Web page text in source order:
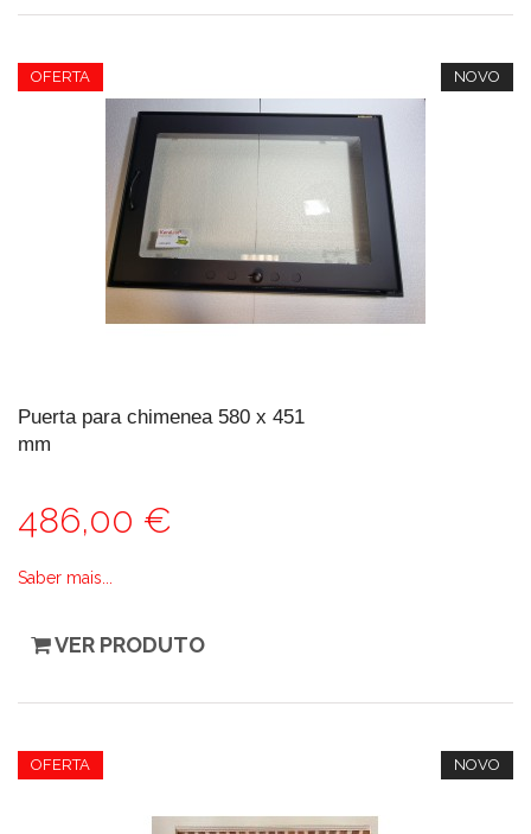
NOVO
OFERTA
Puerta para chimenea 580 x 451
mm
486,00 €
Saber mais...
VER PRODUTO
NOVO
OFERTA